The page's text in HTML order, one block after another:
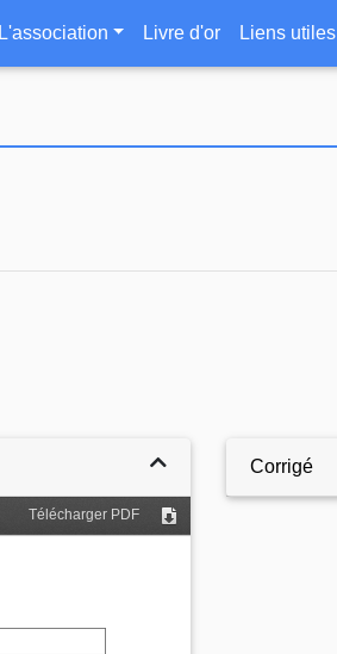
au
contenu
L'association Livre d'or Liens utiles
Corrigé